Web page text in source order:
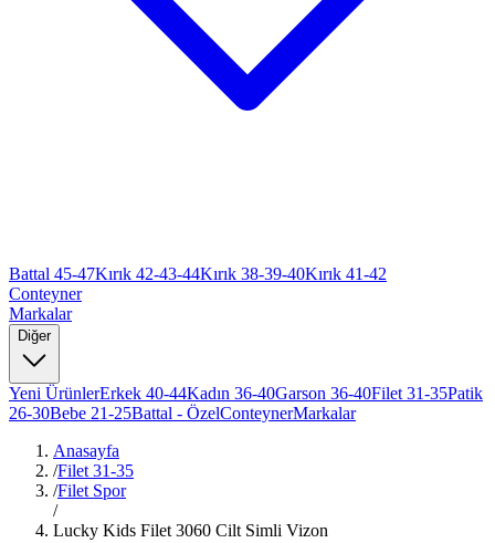
Battal 45-47Kırık 42-43-44Kırık 38-39-40Kırık 41-42
Conteyner
Markalar
Diğer
Yeni ÜrünlerErkek 40-44Kadın 36-40Garson 36-40Filet 31-35Patik
26-30Bebe 21-25Battal - ÖzelConteynerMarkalar
Anasayfa
/Filet 31-35
/Filet Spor
/
Lucky Kids Filet 3060 Cilt Simli Vizon